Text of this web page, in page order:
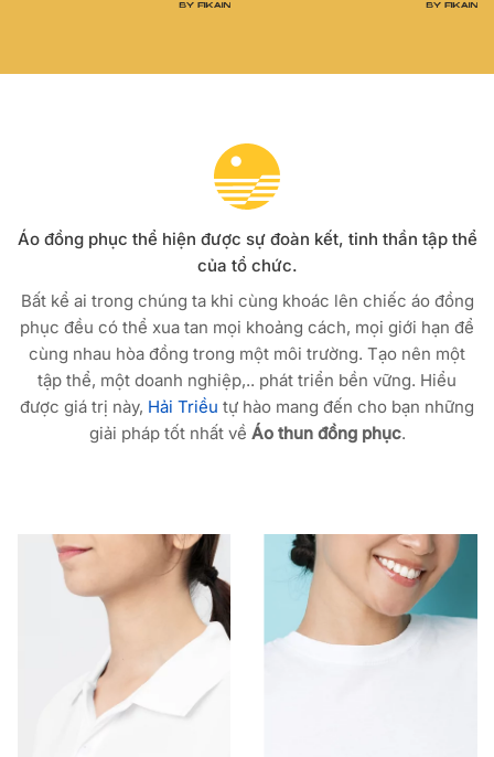
Áo đồng phục thể hiện được sự đoàn kết, tinh thần tập thể
của tổ chức.
Bất kể ai trong chúng ta khi cùng khoác lên chiếc áo đồng
phục đều có thể xua tan mọi khoảng cách, mọi giới hạn để
cùng nhau hòa đồng trong một môi trường. Tạo nên một
tập thể, một doanh nghiệp,.. phát triển bền vững. Hiểu
được giá trị này, Hải Triều tự hào mang đến cho bạn những
giải pháp tốt nhất về Áo thun đồng phục.